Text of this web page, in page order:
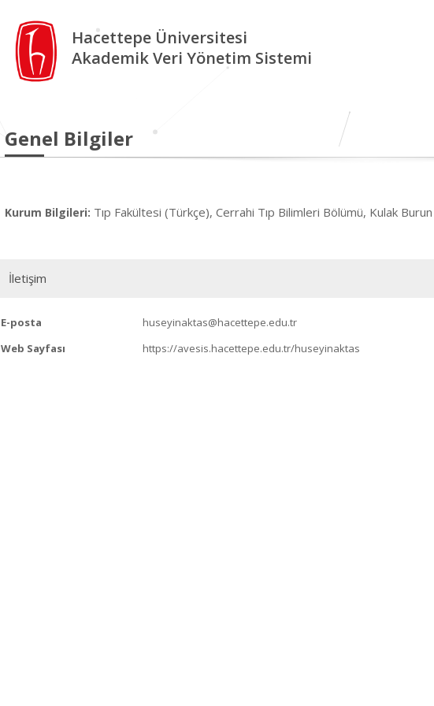
Hacettepe Üniversitesi
Akademik Veri Yönetim Sistemi
Genel Bilgiler
Kurum Bilgileri: Tıp Fakültesi (Türkçe), Cerrahi Tıp Bilimleri Bölümü, Kulak
İletişim
E-posta
huseyinaktas@hacettepe.edu.tr
Web Sayfası
https://avesis.hacettepe.edu.tr/huseyinaktas